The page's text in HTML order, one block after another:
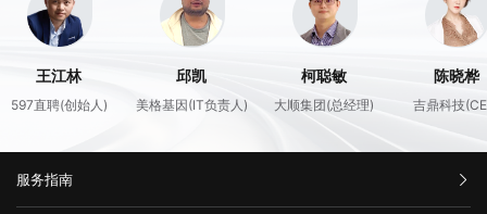
) 美格基因(IT负责人) 大顺集团(总经理)
陈晓桦
吉鼎科技(CEO) 海迈
服务指南